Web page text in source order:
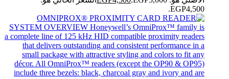
EGP4,500.